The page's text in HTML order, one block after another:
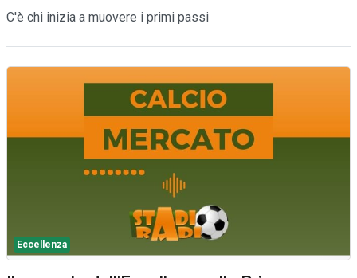
C'è chi inizia a muovere i primi passi
Eccellenza